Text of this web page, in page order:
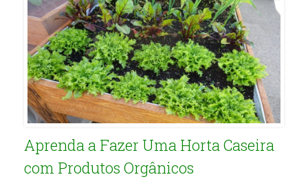
Aprenda a Fazer Uma Horta Caseira
com Produtos Orgânicos